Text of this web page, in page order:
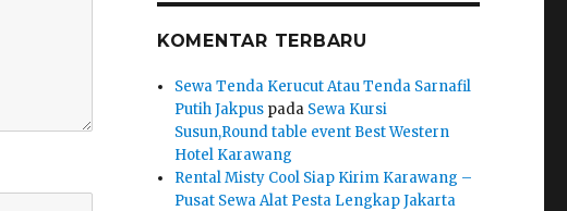
KOMENTAR TERBARU
Sewa Tenda Kerucut Atau Tenda Sarnafil
Putih Jakpus pada Sewa Kursi
Susun,Round table event Best Western
Hotel Karawang
Rental Misty Cool Siap Kirim Karawang –
Pusat Sewa Alat Pesta Lengkap Jakarta